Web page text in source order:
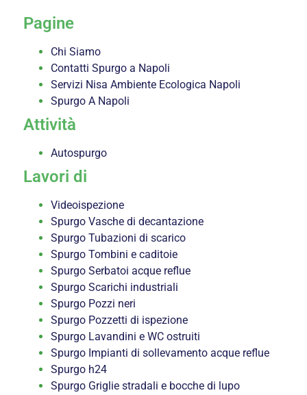
Pagine
Chi Siamo
Contatti Spurgo a Napoli
Servizi Nisa Ambiente Ecologica Napoli
Spurgo A Napoli
Attività
Autospurgo
Lavori di
Videoispezione
Spurgo Vasche di decantazione
Spurgo Tubazioni di scarico
Spurgo Tombini e caditoie
Spurgo Serbatoi acque reflue
Spurgo Scarichi industriali
Spurgo Pozzi neri
Spurgo Pozzetti di ispezione
Spurgo Lavandini e WC ostruiti
Spurgo Impianti di sollevamento acque reflue
Spurgo h24
Spurgo Griglie stradali e bocche di lupo